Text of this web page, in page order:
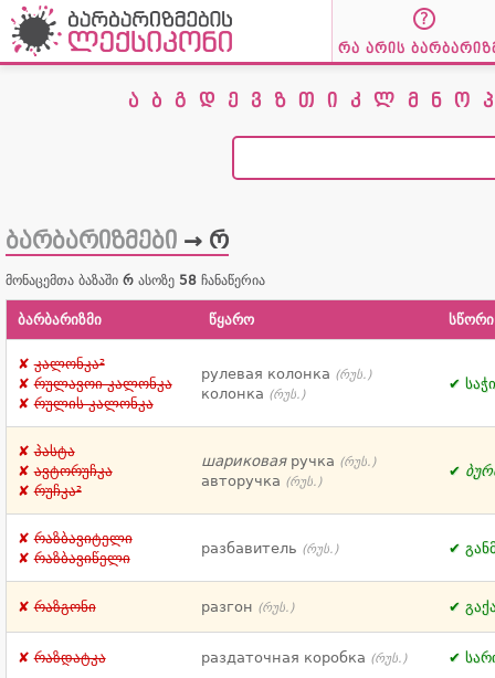
რა არის
ა ბ გ დ ე ვ ზ თ ი კ ლ მ ნ ო პ
ბარბარიზმები → რ
მონაცემთა ბაზაში რ ასოზე 58 ჩანაწერია
ბარბარიზმი წყარო სწორი
კალონკა²
რულავოი კალონკა
რულის კალონკა
рулевая колонка (რუს.)
колонка (რუს.)
პასტა
ავტორუჩკა
რუჩკა²
шариковаяручка (რუს.)
авторучка (რუს.)
რაზბავიტელი
რაზბავიწელი
разбавитель (რუს.)
რაზგონი разгон (რუს.)
რაზდატკა раздаточная коробка (რუს.)